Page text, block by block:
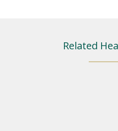
Related